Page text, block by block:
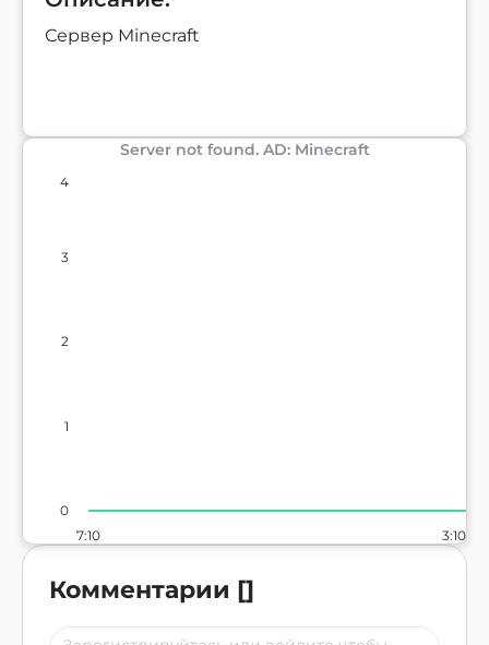
Сервер Minecraft
Server not found. AD: Minecraft
7:10 3:10
0
1
2
3
4
Комментарии []